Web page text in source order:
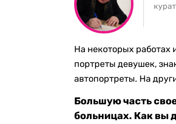
На некоторых работах
портреты девушек,
автопортреты. На
Большую часть
больницах. Как вы